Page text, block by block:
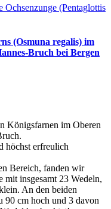
Ochsenzunge (Pentaglottis
(Osmuna regalis) im
Bruch bei Bergen
Königsfarnen im Oberen
höchst erfreulich
Bereich, fanden wir
mit insgesamt 23 Wedeln,
An den beiden
90 cm hoch und 3 davon